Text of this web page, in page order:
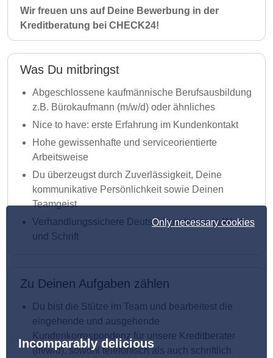
Only necessary cookies
Incomparably delicious
Wir freuen uns auf Deine Bewerbung in der
Kreditberatung bei CHECK24!
Was Du mitbringst
Abgeschlossene kaufmännische Berufsausbildung
z.B. Bürokaufmann (m/w/d) oder ähnliches
Nice to have: erste Erfahrung im Kundenkontakt
Hohe gewissenhafte und serviceorientierte
Arbeitsweise
Du überzeugst durch Zuverlässigkeit, Deine
kommunikative Persönlichkeit sowie Deinen
Teamgeist
Verhandlungssichere Deutschkenntnisse in Wort
und Schrift
Zu Deinen Aufgaben zählen
Du bist die Stütze im Team und bearbeitest die
eingehende und ausgehende
Kundenkorrespondenz für unsere Kreditberater
(m/w/d), sowohl telefonisch als auch schriftlich